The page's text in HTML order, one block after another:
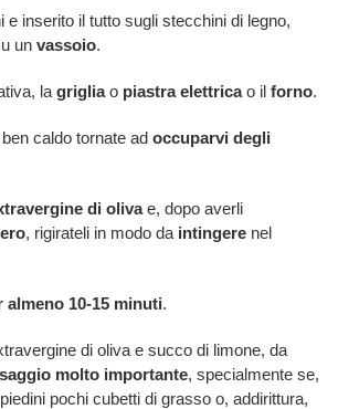
inserito il tutto sugli stecchini di legno,
un vassoio.
la grigliao piastra elettricao il forno.
caldo tornate ad occuparvi degli
di olivae, dopo averli
, rigirateli in modo da intingerenel
almeno 10-15 minuti.
di oliva e succo di limone, da
molto importante, specialmente se,
pochi cubetti di grasso o, addirittura,